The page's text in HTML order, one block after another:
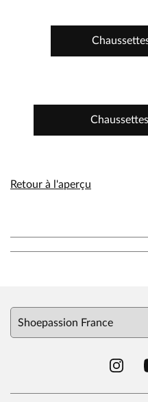
Retour à l'aperçu